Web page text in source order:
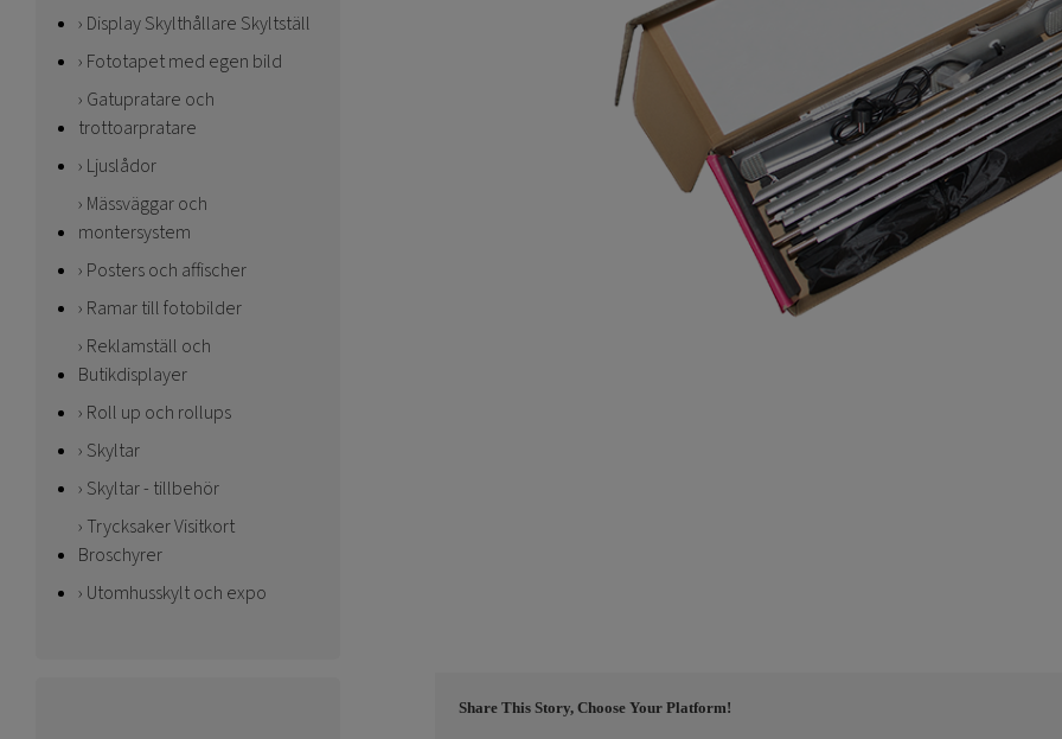
Share This Story, Choose Your Platform!
Display Skylthållare Skyltställ
Fototapet med egen bild
Gatupratare och
trottoarpratare
Ljuslådor
Mässväggar och
montersystem
Posters och affischer
Ramar till fotobilder
Reklamställ och
Butikdisplayer
Roll up och rollups
Skyltar
Skyltar - tillbehör
Trycksaker Visitkort
Broschyrer
Utomhusskylt och expo